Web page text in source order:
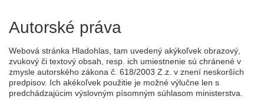
Autorské práva
Webová stránka Hladohlas, tam uvedený akýkoľvek obrazový,
zvukový či textový obsah, resp. ich umiestnenie sú chránené v
zmysle autorského zákona č. 618/2003 Z.z. v znení neskorších
predpisov. Ich akékoľvek použitie je možné výlučne len s
predchádzajúcim výslovným písomným súhlasom ministerstva.